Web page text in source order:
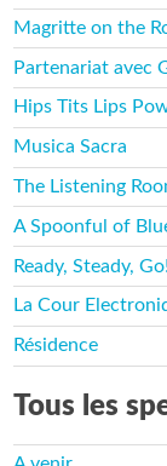
Magritte on the
Partenariat avec
Hips Tits Lips
Musica Sacra
The Listening
A Spoonful of
Ready, Steady, Go!
La Cour
Résidence
Tous les